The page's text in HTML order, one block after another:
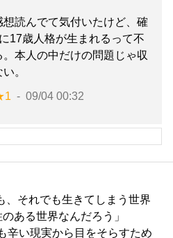
想読んでて気付いたけど、確
17歳人格が生まれるって不
。本人の中だけの問題じゃ収
。
09/04 00:32
、それでも生きてしまう世界
ある世界なんだろう」
い現実から目をそらすため